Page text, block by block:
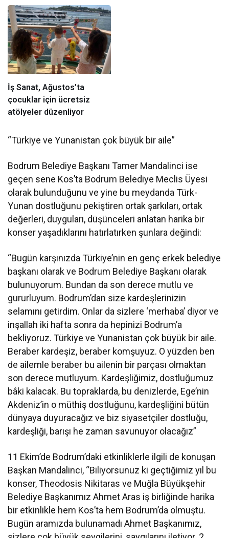
İş Sanat, Ağustos’ta
çocuklar için ücretsiz
atölyeler düzenliyor
“Türkiye ve Yunanistan çok büyük bir aile”
Bodrum Belediye Başkanı Tamer Mandalinci ise
geçen sene Kos’ta Bodrum Belediye Meclis Üyesi
olarak bulunduğunu ve yine bu meydanda Türk-
Yunan dostluğunu pekiştiren ortak şarkıları, ortak
değerleri, duyguları, düşünceleri anlatan harika bir
konser yaşadıklarını hatırlatırken şunlara değindi:
“Bugün karşınızda Türkiye’nin en genç erkek belediye
başkanı olarak ve Bodrum Belediye Başkanı olarak
bulunuyorum. Bundan da son derece mutlu ve
gururluyum. Bodrum’dan size kardeşlerinizin
selamını getirdim. Onlar da sizlere ‘merhaba’ diyor ve
inşallah iki hafta sonra da hepinizi Bodrum’a
bekliyoruz. Türkiye ve Yunanistan çok büyük bir aile.
Beraber kardeşiz, beraber komşuyuz. O yüzden ben
de ailemle beraber bu ailenin bir parçası olmaktan
son derece mutluyum. Kardeşliğimiz, dostluğumuz
bâki kalacak. Bu topraklarda, bu denizlerde, Ege’nin
Akdeniz’in o müthiş dostluğunu, kardeşliğini bütün
dünyaya duyuracağız ve biz siyasetçiler dostluğu,
kardeşliği, barışı he zaman savunuyor olacağız”
11 Ekim’de Bodrum’daki etkinliklerle ilgili de konuşan
Başkan Mandalinci, “Biliyorsunuz ki geçtiğimiz yıl bu
konser, Theodosis Nikitaras ve Muğla Büyükşehir
Belediye Başkanımız Ahmet Aras iş birliğinde harika
bir etkinlikle hem Kos’ta hem Bodrum’da olmuştu.
Bugün aramızda bulunamadı Ahmet Başkanımız,